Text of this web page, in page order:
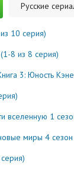
Русские
10 серия)
8 из 8 серия)
Кэнена 5 сезон (1-7 из
1 сезон (1-2 из
4 сезон (1-2 из